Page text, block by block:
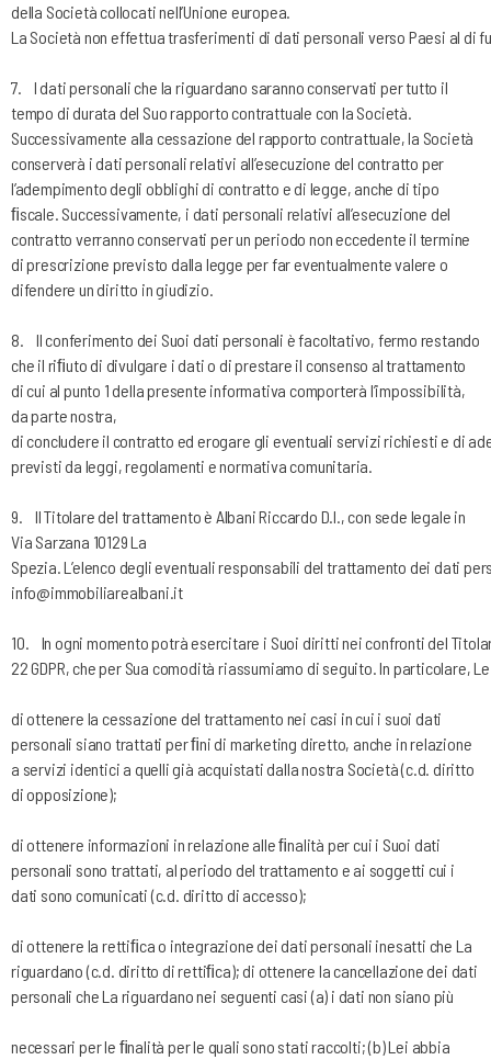
della Società collocati nell’Unione europea.
La Società non effettuatrasferimenti di dati personali verso Paesi al di
7.
I dati personali che la riguardano saranno conservati per tutto il
tempo di durata del Suo rapporto contrattuale con la Società.
Successivamente alla cessazione del rapporto contrattuale, la Società
conserverà i dati personali relativi all’esecuzione del contratto per
l’adempimento degli obblighi di contratto e di legge, anche di tipo
ﬁscale. Successivamente, i dati personali relativi all’esecuzione del
contratto verranno conservati per un periodo noneccedente il termine
di prescrizione previsto dalla legge per far eventualmente valere o
difendere un diritto ingiudizio.
8.
Il conferimento dei Suoi dati personali è facoltativo, fermo restando
che il riﬁuto di divulgare i dati o di prestare il consenso al trattamento
di cui al punto 1 della presente informativa comporterà l’impossibilità,
da parte nostra,
diconcludere il contratto ed erogare gli eventuali servizirichiestie di
previsti da leggi, regolamenti e normativa comunitaria.
9.
Il Titolare del trattamento è Albani Riccardo D.I., con sede legale in
Via Sarzana 10129 La
Spezia.L’elenco deglieventualiresponsabili del trattamento dei dati
info@immobiliarealbani.it
10. In ogni momentopotràesercitare i Suoi dirittineiconfrontidel
22GDPR,cheper Sua comodità riassumiamo di seguito.In particolare,
di ottenere la cessazione del trattamento nei casi in cui i suoi dati
personali siano trattati per ﬁni di marketing diretto, anche in relazione
a servizi identici a quelli già acquistati dalla nostra Società (c.d. diritto
di opposizione);
di ottenere informazioni in relazione alle ﬁnalità per cui i Suoi dati
personali sono trattati, al periodo del trattamento e ai soggetti cui i
dati sono comunicati (c.d. diritto di accesso);
di ottenere la rettiﬁca o integrazione dei dati personali inesatti che La
riguardano (c.d. diritto di rettiﬁca); di ottenere la cancellazione dei dati
personali che La riguardano nei seguenti casi (a) i dati non siano più
necessari per le ﬁnalità per le quali sono stati raccolti; (b) Lei abbia